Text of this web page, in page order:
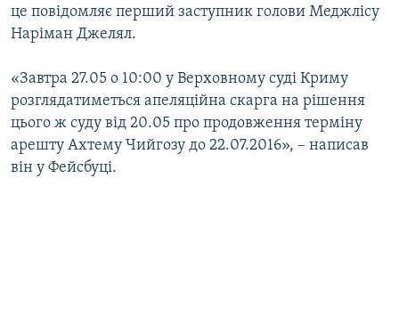
це повідомляє перший заступник голови Меджлісу
Наріман Джелял.
«Завтра 27.05 о 10:00 у Верховному суді Криму
розглядатиметься апеляційна скарга на рішення
цього ж суду від 20.05 про продовження терміну
арешту Ахтему Чийгозу до 22.07.2016», – написав
він у Фейсбуці.